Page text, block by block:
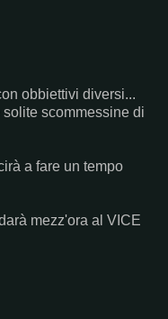
obbiettivi diversi...
scommessine di
a fare un tempo
mezz'ora al VICE